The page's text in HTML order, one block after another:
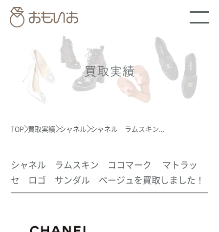
買取実績
TOP 買取実績 シャネル シャネル ラムスキン...
シャネル ラムスキン ココマーク マトラッ
セ ロゴ サンダル ベージュを買取しました！